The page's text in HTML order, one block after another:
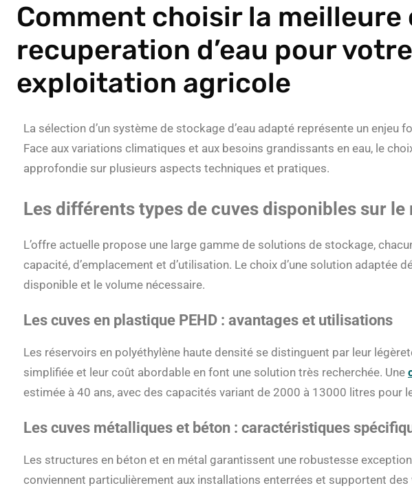
Comment choisir la meilleure
recuperation d’eau pour votre
exploitation agricole
La sélection d’un système de stockage d’eau adapté représente un
Face aux variations climatiques et aux besoins grandissants en eau, le
approfondie sur plusieurs aspects techniques et pratiques.
Les différents types de cuves disponibles sur le
L’offre actuelle propose une large gamme de solutions de stockage,
capacité, d’emplacement et d’utilisation. Le choix d’une solution adaptée
disponible et le volume nécessaire.
Les cuves en plastique PEHD : avantages et utilisations
Les réservoirs en polyéthylène haute densité se distinguent par leur
simplifiée et leur coût abordable en font une solution très recherchée. Une
estimée à 40 ans, avec des capacités variant de 2000 à 13000 litres pour
Les cuves métalliques et béton : caractéristiques
Les structures en béton et en métal garantissent une robustesse
conviennent particulièrement aux installations enterrées et supportent